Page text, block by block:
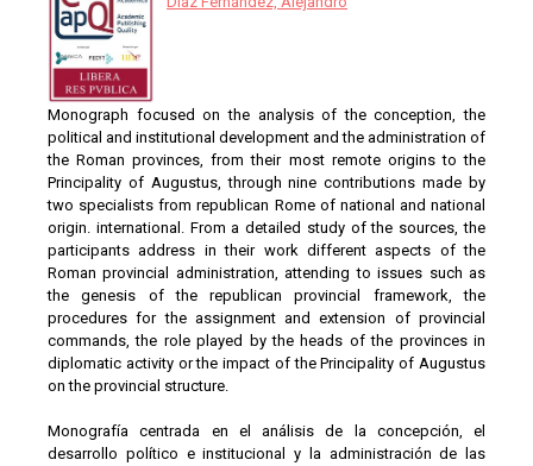
Monograph focused on the analysis of the conception, the
political and institutional development and the administration of
the Roman provinces, from their most remote origins to the
Principality of Augustus, through nine contributions made by
two specialists from republican Rome of national and national
origin. international. From a detailed study of the sources, the
participants address in their work different aspects of the
Roman provincial administration, attending to issues such as
the genesis of the republican provincial framework, the
procedures for the assignment and extension of provincial
commands, the role played by the heads of the provinces in
diplomatic activity or the impact of the Principality of Augustus
on the provincial structure.
Monografía centrada en el análisis de la concepción, el
desarrollo político e institucional y la administración de las